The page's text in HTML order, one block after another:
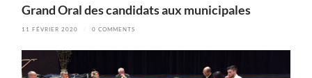
Grand Oral des candidats aux municipales
11 FÉVRIER 2020 0 COMMENTS